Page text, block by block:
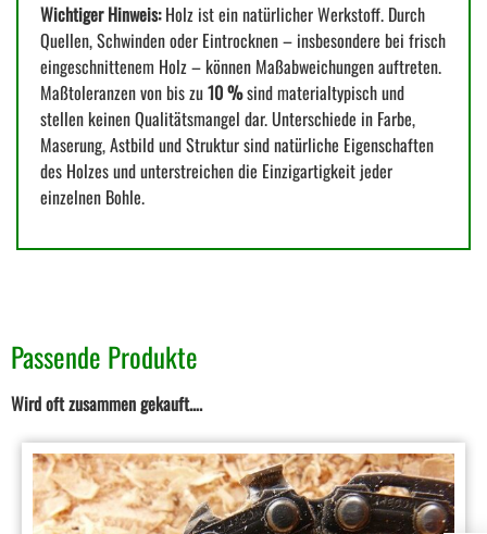
Wichtiger Hinweis:Holz ist ein natürlicher Werkstoff. Durch
Quellen, Schwinden oder Eintrocknen – insbesondere bei frisch
eingeschnittenem Holz – können Maßabweichungen auftreten.
Maßtoleranzen von bis zu10 %sind materialtypisch und
stellen keinen Qualitätsmangel dar. Unterschiede in Farbe,
Maserung, Astbild und Struktur sind natürliche Eigenschaften
des Holzes und unterstreichen die Einzigartigkeit jeder
einzelnen Bohle.
Passende Produkte
Wird oft zusammen gekauft….